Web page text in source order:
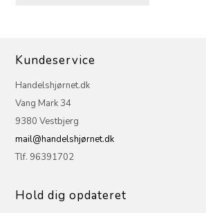
Kundeservice
Handelshjørnet.dk
Vang Mark 34
9380 Vestbjerg
mail@handelshjørnet.dk
Tlf. 96391702
Hold dig opdateret